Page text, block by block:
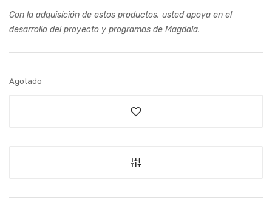
Con la adquisición de estos productos, usted apoya en el
desarrollo del proyecto y programas de Magdala.
Agotado